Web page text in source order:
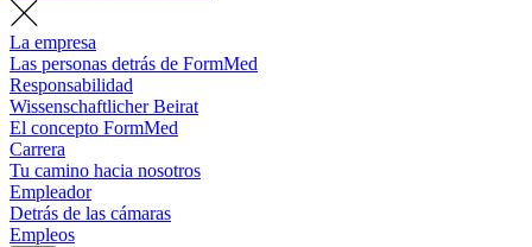
La empresa
Las personas detrás de FormMed
Responsabilidad
Wissenschaftlicher Beirat
El concepto FormMed
Carrera
Tu camino hacia nosotros
Empleador
Detrás de las cámaras
Empleos